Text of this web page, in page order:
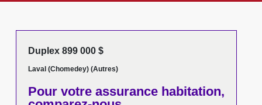
Duplex 899 000 $
Laval (Chomedey) (Autres)
Pour votreassurance habitation,